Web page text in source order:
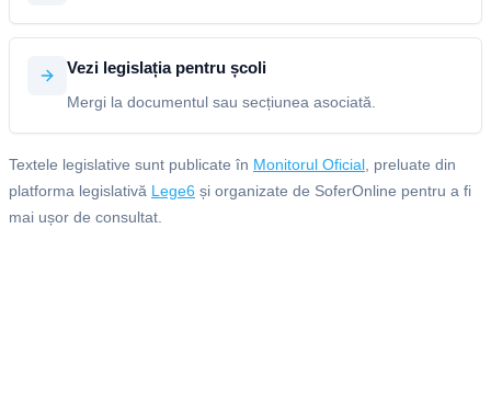
Vezi legislația pentru școli
Mergi la documentul sau secțiunea asociată.
Textele legislative sunt publicate în Monitorul Oficial , preluate din
platforma legislativă Lege6 și organizate de SoferOnline pentru a fi
mai ușor de consultat.